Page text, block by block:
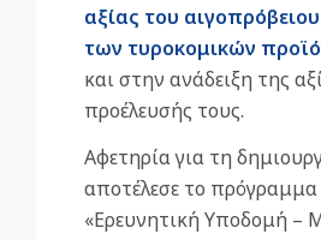
αξίας του
των τυροκομικών
και στην ανάδειξη της
προέλευσής τους.
Αφετηρία για τη
αποτέλεσε το πρόγραμμα
«Ερευνητική Υποδομή –